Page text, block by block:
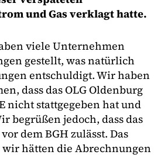
und Gas verklagt hatte.
viele Unternehmen
gestellt, was natürlich
entschuldigt. Wir haben
dass das OLG Oldenburg
nicht stattgegeben hat und
begrüßen jedoch, dass das
dem BGH zulässt. Das
hätten die Abrechnungen